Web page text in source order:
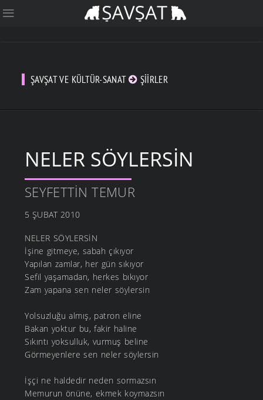
ŞAVŞAT VE KÜLTÜR-SANAT ŞIIRLER
NELER SÖYLERSIN
SEYFETTIN TEMUR
5 ŞUBAT 2010
NELER SÖYLERSİN
İşine gitmeye, sabah çıkıyor
Yapılan zamlar, her gün sıkıyor
Sefil yaşamadan, herkes bıkıyor
Zam yapana sen neler söylersin
Yolsuzluğu almış, patron eline
Bakan yoktur bu, fakir haline
Sıkıntı yoksulluk, vurmuş beline
Görmeyenlere sen neler söylersin
İşçi ne haldedir neden sormazsın
Memurun önüne, ekmek koymazsın